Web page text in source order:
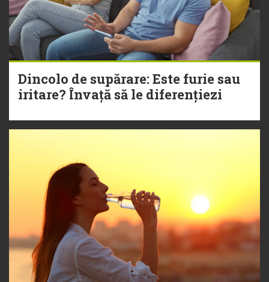
Dincolo de supărare: Este furie sau
iritare? Învață să le diferențiezi